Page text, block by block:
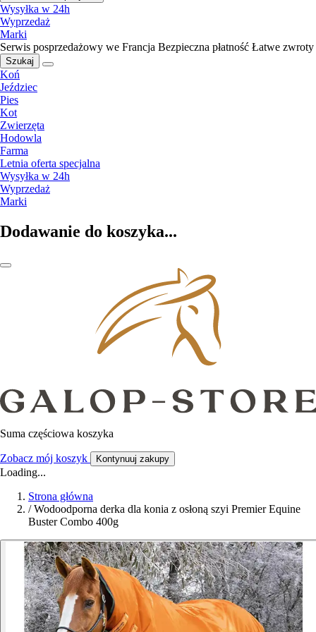
Wysyłka w 24h
Wyprzedaż
Marki
Serwis posprzedażowy we Francja Bezpieczna płatność Łatwe zwroty
Szukaj
Koń
Jeździec
Pies
Kot
Zwierzęta
Hodowla
Farma
Letnia oferta specjalna
Wysyłka w 24h
Wyprzedaż
Marki
Dodawanie do koszyka...
Suma częściowa koszyka
Zobacz mój koszyk Kontynuuj zakupy
Loading...
Strona główna
/ Wodoodporna derka dla konia z osłoną szyi Premier Equine
Buster Combo 400g